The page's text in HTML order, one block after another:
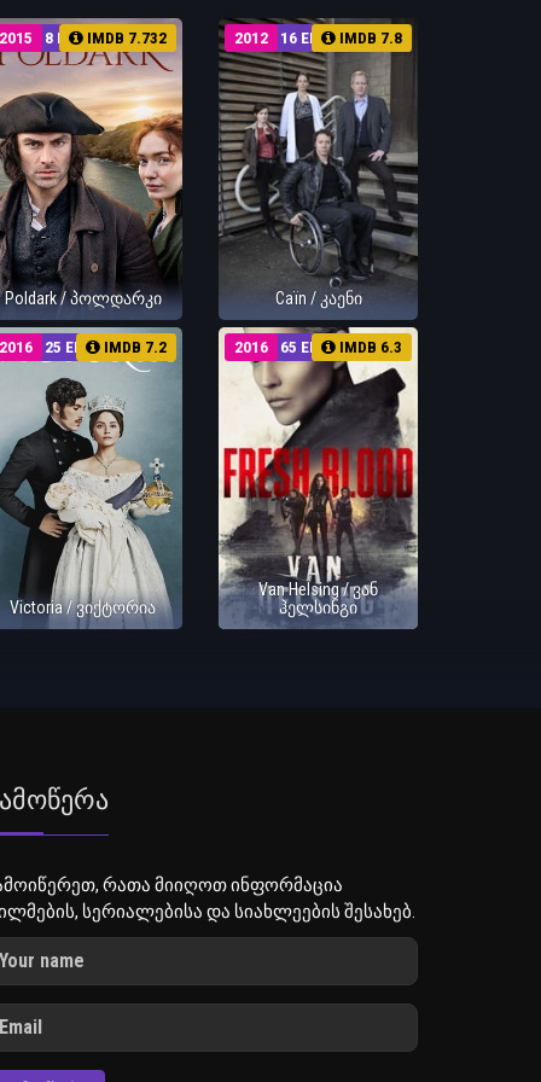
8 EP
2015 IMDB 7.732
Poldark / პოლდარკი
16 EP
2012 IMDB 7.8
Caïn / კაენი
25 EP
2016 IMDB 7.2
Victoria / ვიქტორია
65 EP
2016 IMDB 6.3
Van Helsing / ვან
ჰელსინგი
რათა მიიღოთ ინფორმაცია
სერიალებისა და სიახლეების შესახებ.